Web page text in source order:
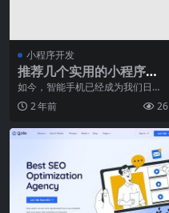
小程序开发
推荐几个实用的小程序：
从生活服务到娱乐休闲
如今，智能手机已经成为我们日常
生活中必不可少的一部分。而其
中，小程序的出现更是让
2 年前 26